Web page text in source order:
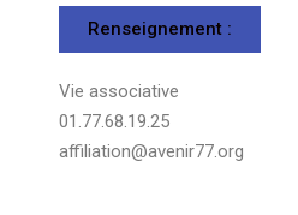
Renseignement :
Vie
01.77.68.19.25
affiliation@avenir77.org